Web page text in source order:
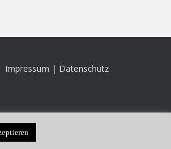
Impressum | Datenschutz
Powered by